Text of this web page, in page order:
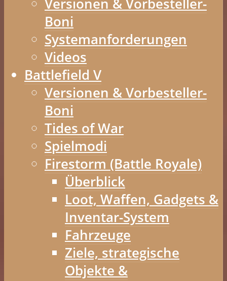
Versionen & Vorbesteller-
Boni
Systemanforderungen
Videos
Battlefield V
Versionen & Vorbesteller-
Boni
Tides of War
Spielmodi
Firestorm (Battle Royale)
Überblick
Loot, Waffen, Gadgets &
Inventar-System
Fahrzeuge
Ziele, strategische
Objekte &